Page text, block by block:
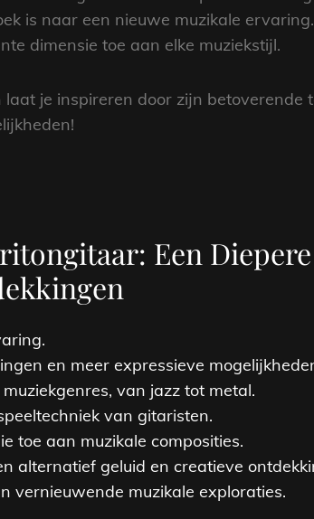
is naar een nieuwe muzikale
dimensie toe aan elke muziekstijl.
je inspireren door zijn betoverende
Een
en meer expressieve
van jazz tot metal.
van gitaristen.
toe aan muzikale composities.
alternatief geluid en creatieve
vernieuwende muzikale exploraties.